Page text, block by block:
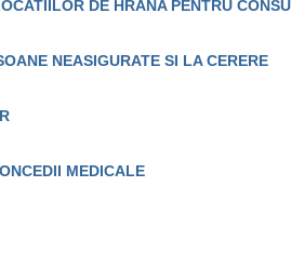
DE HRANA PENTRU
NEASIGURATE SI LA CERERE
MEDICALE